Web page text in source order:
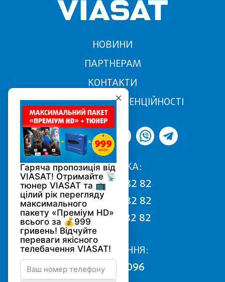
НОВИНИ
ПАРТНЕРАМ
КОНТАКТИ
ПОЛІТИКА КОНФІДЕНЦІЙНОСТІ
ПІДТРИМКА:
068 170 82 82
050 170 82 82
093 170 82 82
ПІДКЛЮЧЕННЯ:
0800 502 096